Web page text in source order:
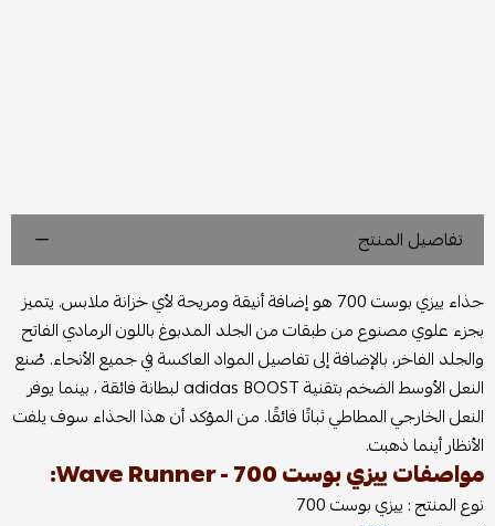
تفاصيل المنتج
حذاء ييزي بوست 700 هو إضافة أنيقة ومريحة لأي خزانة ملابس. يتميز
بجزء علوي مصنوع من طبقات من الجلد المدبوغ باللون الرمادي الفاتح
والجلد الفاخر، بالإضافة إلى تفاصيل المواد العاكسة في جميع الأنحاء. صُنع
النعل الأوسط الضخم بتقنية adidas BOOST لبطانة فائقة ، بينما يوفر
النعل الخارجي المطاطي ثباتًا فائقًا. من المؤكد أن هذا الحذاء سوف يلفت
الأنظار أينما ذهبت.
مواصفات ييزي بوست 700 - Wave Runner:
نوع المنتج : ييزي بوست 700